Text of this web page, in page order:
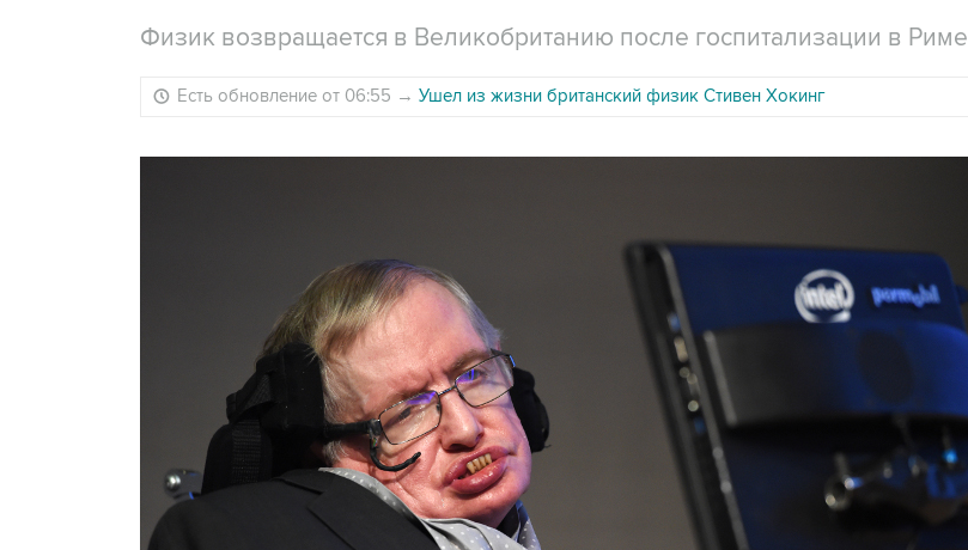
Физик возвращается в Великобританию после госпитализации в Риме
Есть обновление от 06:55 → Ушел из жизни британский физик Стивен Хокинг